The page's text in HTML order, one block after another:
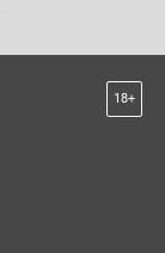
18+